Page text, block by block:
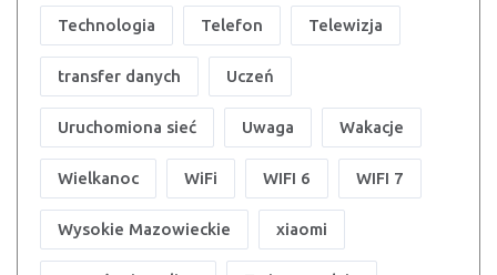
Technologia Telefon Telewizja
transfer danych Uczeń
Uruchomiona sieć Uwaga Wakacje
Wielkanoc WiFi WIFI 6 WIFI 7
Wysokie Mazowieckie xiaomi